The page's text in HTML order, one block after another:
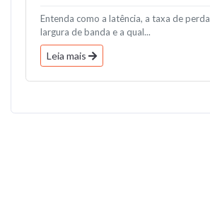
Entenda como a latência, a taxa de
largura de banda e a qual...
Leia mais